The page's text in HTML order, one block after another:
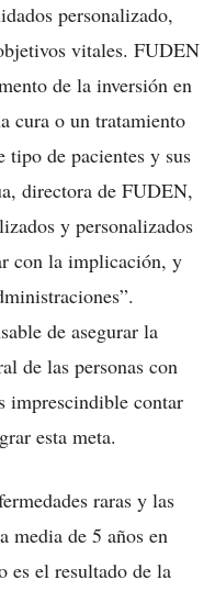
personalizado,
vitales. FUDEN
de la inversión en
cura o un tratamiento
tipo de pacientes y sus
directora de FUDEN,
y personalizados
con la implicación, y
de asegurar la
de las personas con
imprescindible contar
esta meta.
raras y las
media de 5 años en
es el resultado de la